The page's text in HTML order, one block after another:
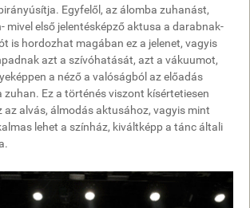
Egyfelől, az álomba zuhanást,
mivel első jelentésképző aktusa a darabnak-
is hordozhat magában ez a jelenet, vagyis
azt a szívóhatását, azt a vákuumot,
a néző a valóságból az előadás
zuhan. Ez a történés viszont kísértetiesen
az alvás, álmodás aktusához, vagyis mint
lehet a színház, kiváltképp a tánc általi